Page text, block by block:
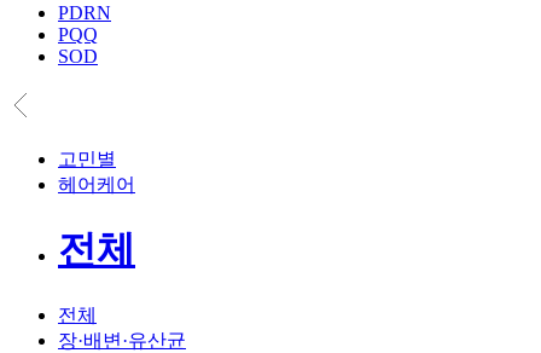
PDRN
PQQ
SOD
고민별
헤어케어
전체
전체
장·배변·유산균